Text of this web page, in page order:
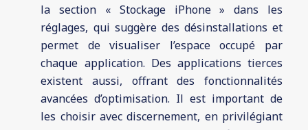
la section « Stockage iPhone » dans les
réglages, qui suggère des désinstallations et
permet de visualiser l’espace occupé par
chaque application. Des applications tierces
existent aussi, offrant des fonctionnalités
avancées d’optimisation. Il est important de
les choisir avec discernement, en privilégiant